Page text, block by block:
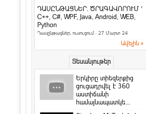
Все женщины продажны /Б. Шоу
На русском / In english
6 պարզ միջոց՝ ամուսնությունը
երջանիկ դարձնելու համար
Երջանկությունն ափի մեջ
Խորհուրդներ
Հրաշք Աղջիկ
Մտորումներ
4 լավագույն բանջարեղեն կանանց
ԴԱՍԸՆԹԱՑՆԵՐ. ԾՐԱԳԱՎՈՐՈՒՄ ‘
C++, C#, WPF, Java, Android, WEB,
Python
Դասընթացներ, ուսուցում· 27 Մարտ 24
Ավելին »
Տեսանյութեր
Երկիրը տիեզերքից
ցուցադրվել է 360
աստիճանի
համայնապատկե...